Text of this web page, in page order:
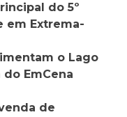
do 5º
em Extrema-
o Lago
EmCena
de